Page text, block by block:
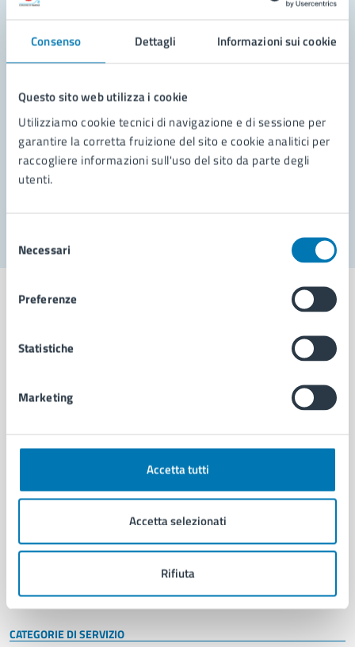
Consenso Dettagli Informazioni sui cookie
Questo sito web utilizza i cookie
Utilizziamo cookie tecnici di navigazione e di sessione per
garantire la corretta fruizione del sito e cookie analitici per
raccogliere informazioni sull'uso del sito da parte degli
utenti.
delNecessari
Preferenze
Statistiche
Marketing
Accetta tutti
Accetta selezionati
Rifiuta
Leggi le domande frequenti
Richiedi assistenza
Prenota appuntamento
Problemi in città
Comune di Napoli
AMMINISTRAZIONE
Organi di governo
Enti e fondazioni
Personale amministrativo
Intranet, posta aziendale e protocollo
CATEGORIE DI SERVIZIO